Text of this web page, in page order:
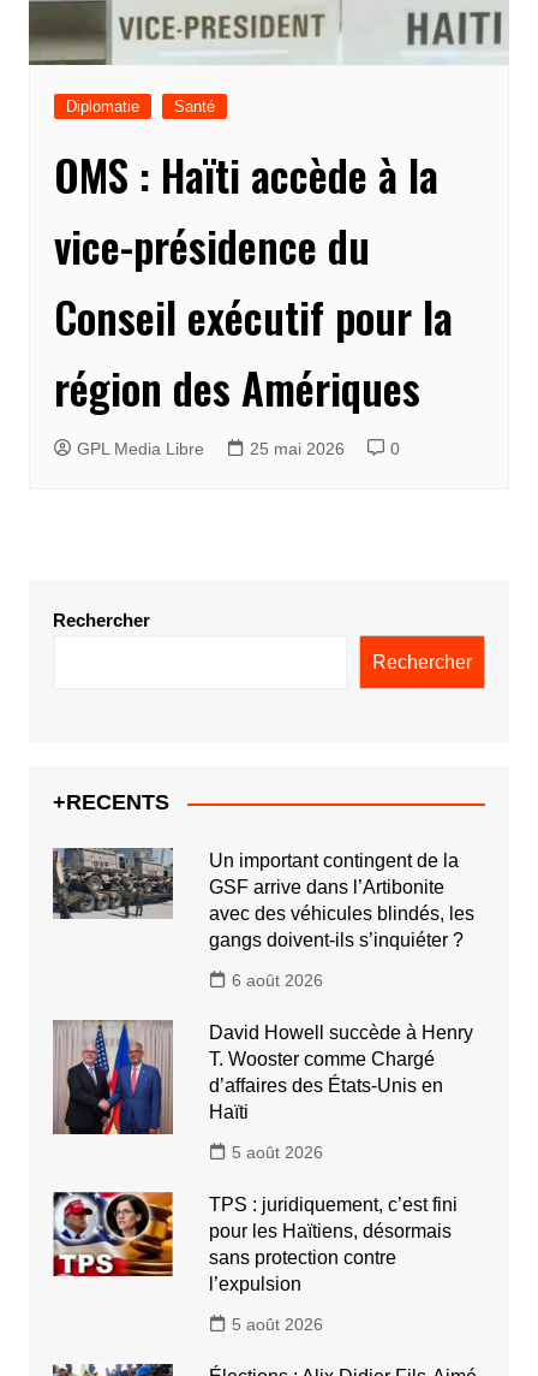
Diplomatie Santé
OMS : Haïti accède à la
vice-présidence du
Conseil exécutif pour la
région des Amériques
GPL Media Libre 25 mai 2026 0
Rechercher
Rechercher
+RECENTS
Un important contingent de la
GSF arrive dans l’Artibonite
avec des véhicules blindés, les
gangs doivent-ils s’inquiéter ?
6 août 2026
David Howell succède à Henry
T. Wooster comme Chargé
d’affaires des États-Unis en
Haïti
5 août 2026
TPS : juridiquement, c’est fini
pour les Haïtiens, désormais
sans protection contre
l’expulsion
5 août 2026